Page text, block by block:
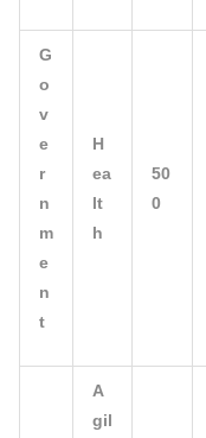
G
o
v
e
r
n
m
e
n
t
H
ea
lt
h
50
0
A
gil